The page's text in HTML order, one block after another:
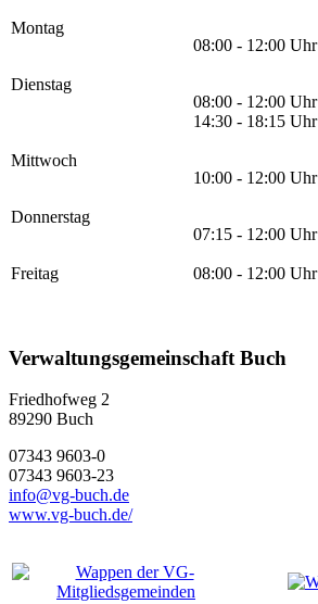
Montag
08:00 - 12:00 Uhr
Dienstag
08:00 - 12:00 Uhr
14:30 - 18:15 Uhr
Mittwoch
10:00 - 12:00 Uhr
Donnerstag
07:15 - 12:00 Uhr
Freitag 08:00 - 12:00 Uhr
Verwaltungsgemeinschaft Buch
Friedhofweg 2
89290 Buch
07343 9603-0
07343 9603-23
info@vg-buch.de
www.vg-buch.de/